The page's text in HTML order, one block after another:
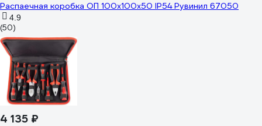
Распаечная коробка ОП 100х100х50 IP54 Рувинил 67050
4.9
(50)
4 135 ₽